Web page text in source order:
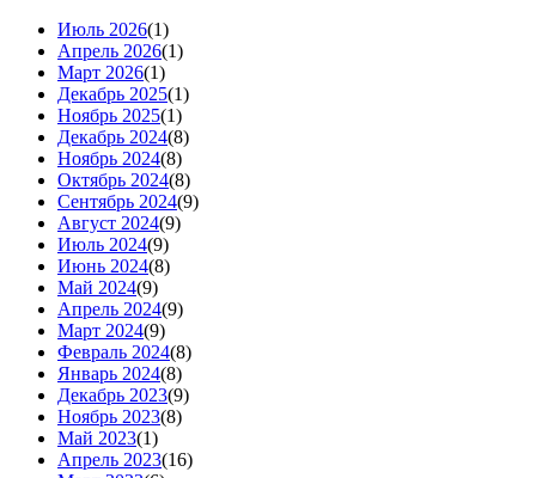
Июль 2026(1)
Апрель 2026(1)
Март 2026(1)
Декабрь 2025(1)
Ноябрь 2025(1)
Декабрь 2024(8)
Ноябрь 2024(8)
Октябрь 2024(8)
Сентябрь 2024(9)
Август 2024(9)
Июль 2024(9)
Июнь 2024(8)
Май 2024(9)
Апрель 2024(9)
Март 2024(9)
Февраль 2024(8)
Январь 2024(8)
Декабрь 2023(9)
Ноябрь 2023(8)
Май 2023(1)
Апрель 2023(16)